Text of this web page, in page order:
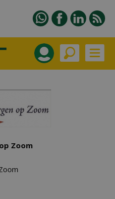
Zoom